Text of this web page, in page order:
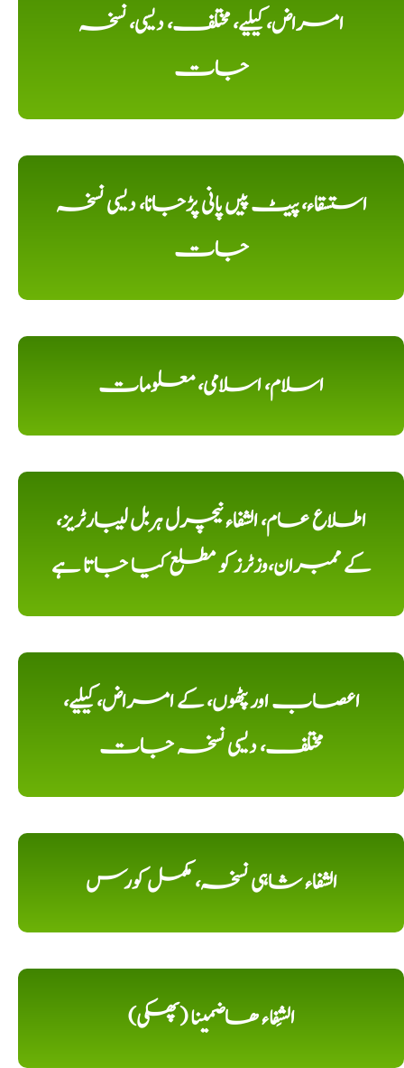
امراض، کیلیے، مختلف، دیسی، نسخہ
جات
استسقاء، پیٹ پیں پانی پڑجانا، دیسی نسخہ
جات
اسلام، اسلامی، معلومات
اطلاع عام، الشفاء نیچرل ہربل لیبارٹریز،
کے ممبران،وزٹرز کو مطلع کیا جاتا ہے
اعصاب اور پٹھوں، کے امراض، کیلیے،
مختلف، دیسی نسخہ جات
الشفاء شاہی نسخہ، مکمل کورس
الشِفاء ھاضمینا (پھکی)